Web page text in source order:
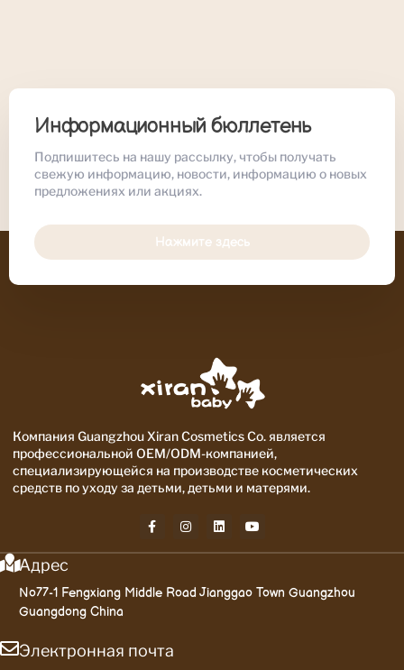
Информационный бюллетень
Подпишитесь на нашу рассылку, чтобы получать
свежую информацию, новости, информацию о новых
предложениях или акциях.
Нажмите здесь
Компания Guangzhou Xiran Cosmetics Co. является
профессиональной OEM/ODM-компанией,
специализирующейся на производстве косметических
средств по уходу за детьми, детьми и матерями.
Адрес
No77-1 Fengxiang Middle Road Jianggao Town Guangzhou
Guangdong China
Электронная почта